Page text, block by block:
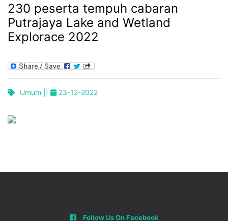
230 peserta tempuh cabaran
Putrajaya Lake and Wetland
Explorace 2022
Umum || 23-12-2022
Follow Us On Facebook